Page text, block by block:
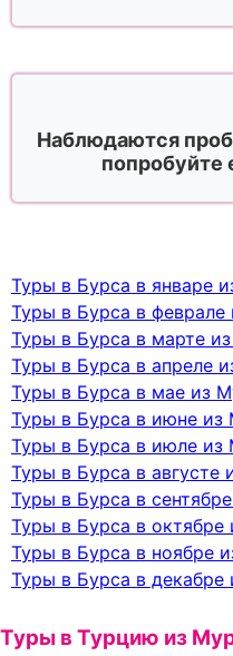
Наблюдаются
попробуйте
Туры в Бурса в январе
Туры в Бурса в
Туры в Бурса в марте
Туры в Бурса в апреле
Туры в Бурса в мае из
Туры в Бурса в июне из
Туры в Бурса в июле из
Туры в Бурса в августе
Туры в Бурса в
Туры в Бурса в октябре
Туры в Бурса в ноябре
Туры в Бурса в декабре
Туры в Турцию из